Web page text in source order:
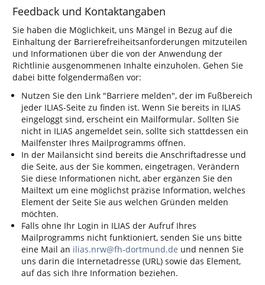
Feedback und Kontaktangaben
Sie haben die Möglichkeit, uns Mängel in Bezug auf die
Einhaltung der Barrierefreiheitsanforderungen mitzuteilen
und Informationen über die von der Anwendung der
Richtlinie ausgenommenen Inhalte einzuholen. Gehen Sie
dabei bitte folgendermaßen vor:
Nutzen Sie den Link "Barriere melden", der im Fußbereich
jeder ILIAS-Seite zu finden ist. Wenn Sie bereits in ILIAS
eingeloggt sind, erscheint ein Mailformular. Sollten Sie
nicht in ILIAS angemeldet sein, sollte sich stattdessen ein
Mailfenster Ihres Mailprogramms öffnen.
In der Mailansicht sind bereits die Anschriftadresse und
die Seite, aus der Sie kommen, eingetragen. Verändern
Sie diese Informationen nicht, aber ergänzen Sie den
Mailtext um eine möglichst präzise Information, welches
Element der Seite Sie aus welchen Gründen melden
möchten.
Falls ohne Ihr Login in ILIAS der Aufruf Ihres
Mailprogramms nicht funktioniert, senden Sie uns bitte
eine Mail an ilias.nrw@fh-dortmund.de und nennen Sie
uns darin die Internetadresse (URL) sowie das Element,
auf das sich Ihre Information beziehen.